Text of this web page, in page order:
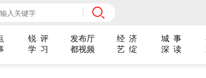
锐 评 发布厅 经 济 城 事
学 习 都视频 艺 绽 深 读